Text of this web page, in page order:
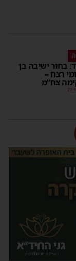
בחור ישיבה בן
רצח –
צח”מ